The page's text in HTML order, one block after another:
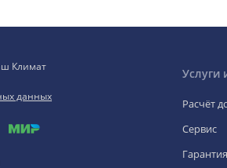
Климат
данных
Услуги
Расчёт
Сервис
Гарантия